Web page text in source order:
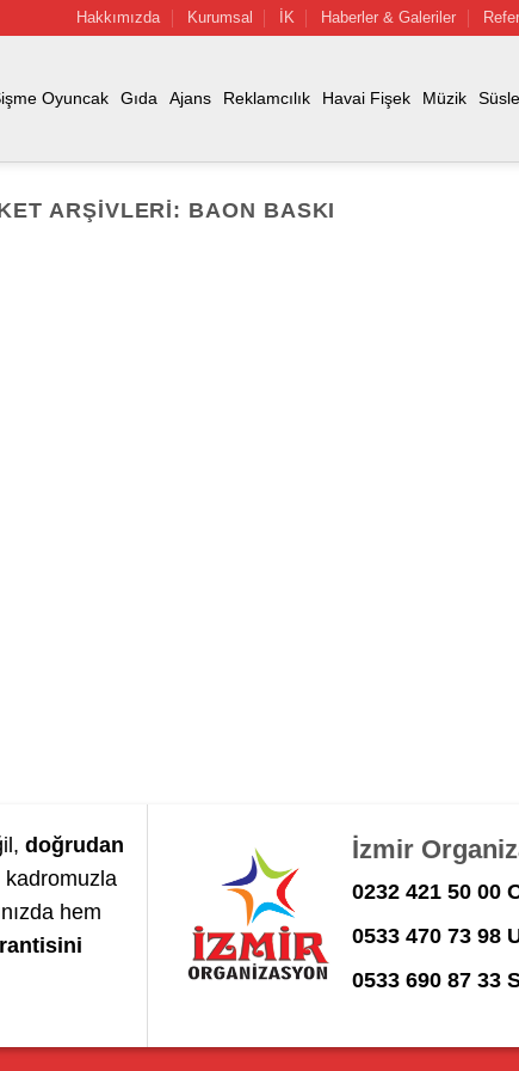
Hakkımızda Kurumsal İK Haberler & Galeriler
Oyuncak Gıda Ajans Reklamcılık Havai Fişek Müzik
ARŞIVLERI: BAON BASKI
doğrudan
hem
İzmir
0232 421 50 00
0533 470 73 98
0533 690 87 33